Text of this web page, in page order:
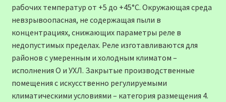
рабочих температур от +5 до +45°С. Окружающая среда
невзрывоопасная, не содержащая пыли в
концентрациях, снижающих параметры реле в
недопустимых пределах. Реле изготавливаются для
районов с умеренным и холодным климатом –
исполнения О и УХЛ. Закрытые производственные
помещения с искусственно регулируемыми
климатическими условиями – категория размещения 4.